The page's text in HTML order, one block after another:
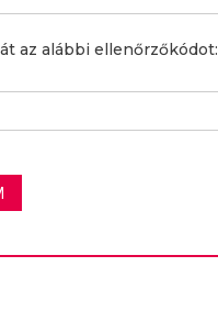
az alábbi ellenőrzőkódot: